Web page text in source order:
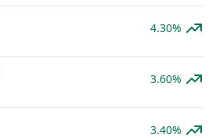
4.30%
3.60%
3.40%